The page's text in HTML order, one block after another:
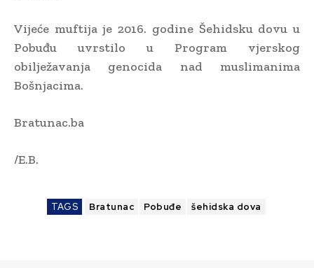
Vijeće muftija je 2016. godine Šehidsku dovu u
Pobuđu uvrstilo u Program vjerskog
obilježavanja genocida nad muslimanima
Bošnjacima.
Bratunac.ba
/E.B.
TAGS Bratunac Pobuđe šehidska dova